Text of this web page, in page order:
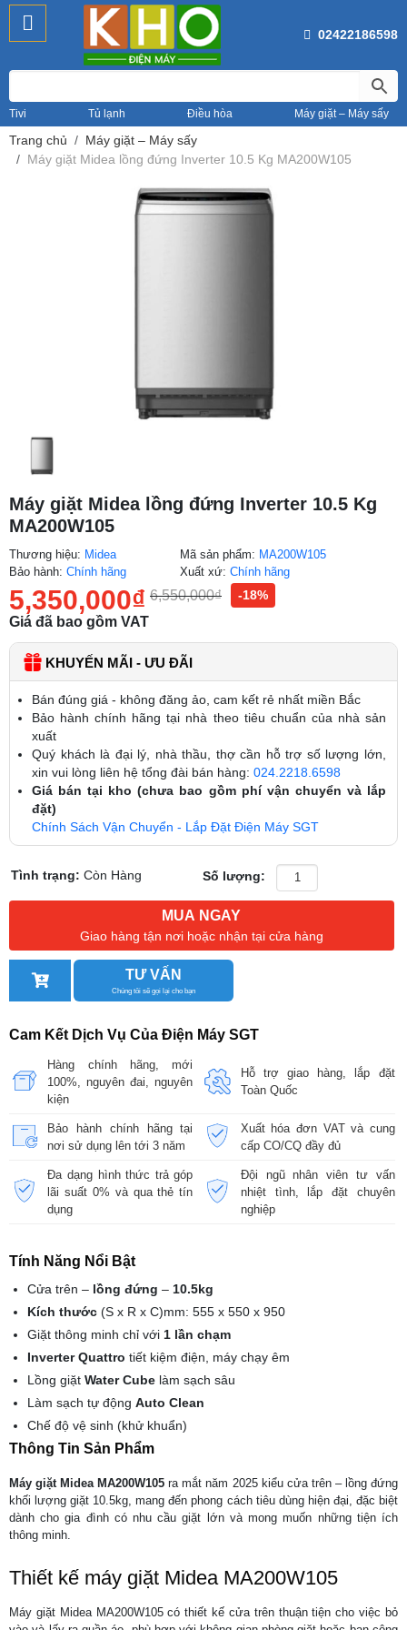
02422186598
Tivi Tủ lạnh Điều hòa Máy giặt – Máy sấy
Trang chủ
Máy giặt – Máy sấy
Máy giặt Midea lồng đứng Inverter 10.5 Kg MA200W105
Máy giặt Midea lồng đứng Inverter 10.5 Kg
MA200W105
Thương hiệu: Midea
Bảo hành: Chính hãng
Mã sản phẩm: MA200W105
Xuất xứ:Chính hãng
5,350,000₫ 6,550,000₫ -18%
Giá đã bao gồm VAT
KHUYẾN MÃI - ƯU ĐÃI
Bán đúng giá - không đăng ảo, cam kết rẻ nhất miền Bắc
Bảo hành chính hãng tại nhà theo tiêu chuẩn của nhà sản
xuất
Quý khách là đại lý, nhà thầu, thợ cần hỗ trợ số lượng lớn,
xin vui lòng liên hệ tổng đài bán hàng: 024.2218.6598
Giá bán tại kho (chưa bao gồm phí vận chuyển và lắp
đặt)
Chính Sách Vận Chuyển - Lắp Đặt Điện Máy SGT
Tình trạng:Còn Hàng Số lượng:
MUA NGAY
Giao hàng tận nơi hoặc nhận tại cửa hàng
TƯ VẤN
Chúng tôi sẽ gọi lại cho bạn
Cam Kết Dịch Vụ Của Điện Máy SGT
Hàng chính hãng, mới
100%, nguyên đai, nguyên
kiện
Hỗ trợ giao hàng, lắp đặt
Toàn Quốc
Bảo hành chính hãng tại
nơi sử dụng lên tới 3 năm
Xuất hóa đơn VAT và cung
cấp CO/CQ đầy đủ
Đa dạng hình thức trả góp
lãi suất 0% và qua thẻ tín
dụng
Đội ngũ nhân viên tư vấn
nhiệt tình, lắp đặt chuyên
nghiệp
Tính Năng Nổi Bật
Cửa trên – lồng đứng – 10.5kg
Kích thước (S x R x C)mm: 555 x 550 x 950
Giặt thông minh chỉ với 1 lần chạm
Inverter Quattro tiết kiệm điện, máy chạy êm
Lồng giặt Water Cube làm sạch sâu
Làm sạch tự động Auto Clean
Chế độ vệ sinh (khử khuẩn)
Thông Tin Sản Phẩm
Máy giặt Midea MA200W105 ra mắt năm 2025 kiểu cửa trên – lồng đứng
khối lượng giặt 10.5kg, mang đến phong cách tiêu dùng hiện đại, đặc biệt
dành cho gia đình có nhu cầu giặt lớn và mong muốn những tiện ích
thông minh.
Thiết kế máy giặt Midea MA200W105
Máy giặt Midea MA200W105 có thiết kế cửa trên thuận tiện cho việc bỏ